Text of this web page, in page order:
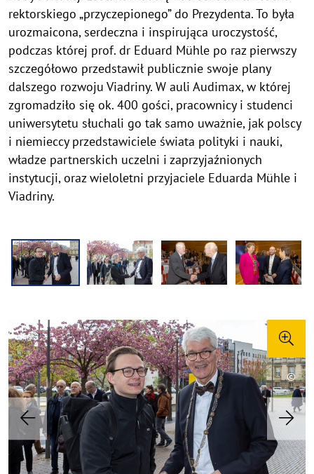
rektorskiego „przyczepionego” do Prezydenta. To była
urozmaicona, serdeczna i inspirująca uroczystość,
podczas której prof. dr Eduard Mühle po raz pierwszy
szczegółowo przedstawił publicznie swoje plany
dalszego rozwoju Viadriny. W auli Audimax, w której
zgromadziło się ok. 400 gości, pracownicy i studenci
uniwersytetu słuchali go tak samo uważnie, jak polscy
i niemieccy przedstawiciele świata polityki i nauki,
władze partnerskich uczelni i zaprzyjaźnionych
instytucji, oraz wieloletni przyjaciele Eduarda Mühle i
Viadriny.
Previous
©
©
©
©
©
©
©
©
©
©
©
©
©
©
©
©
©
©
©
©